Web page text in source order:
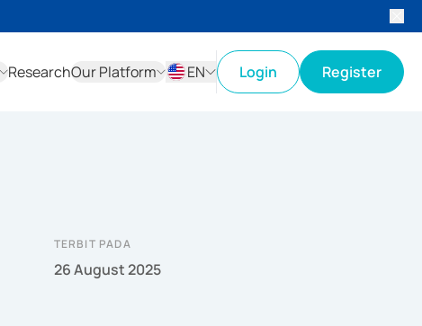
ResearchOur Platform
EN
Login Register
TERBIT PADA
26 August 2025